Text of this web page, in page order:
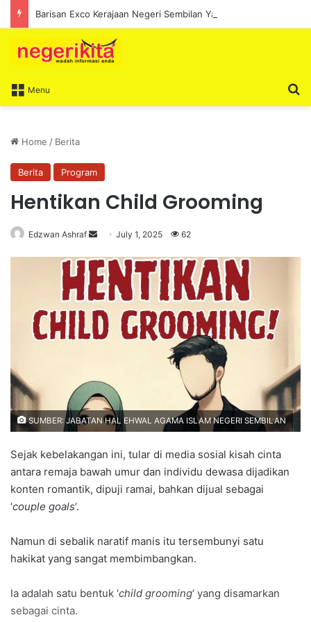
Menu
Home / Berita
Berita Program
Hentikan Child Grooming
Edzwan Ashraf
n
d
a
n
e
i
l
July 1, 2025 62
SUMBER: JABATAN HAL EHWAL AGAMA ISLAM NEGERI SEMBILAN
Sejak kebelakangan ini, tular di media sosial kisah cinta
antara remaja bawah umur dan individu dewasa dijadikan
konten romantik, dipuji ramai, bahkan dijual sebagai
‘couple goals‘.
Namun di sebalik naratif manis itu tersembunyi satu
hakikat yang sangat membimbangkan.
Ia adalah satu bentuk ‘child grooming‘ yang disamarkan
sebagai cinta.